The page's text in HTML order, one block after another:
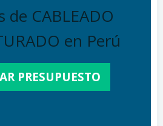
de CABLEADO
en Perú
PRESUPUESTO